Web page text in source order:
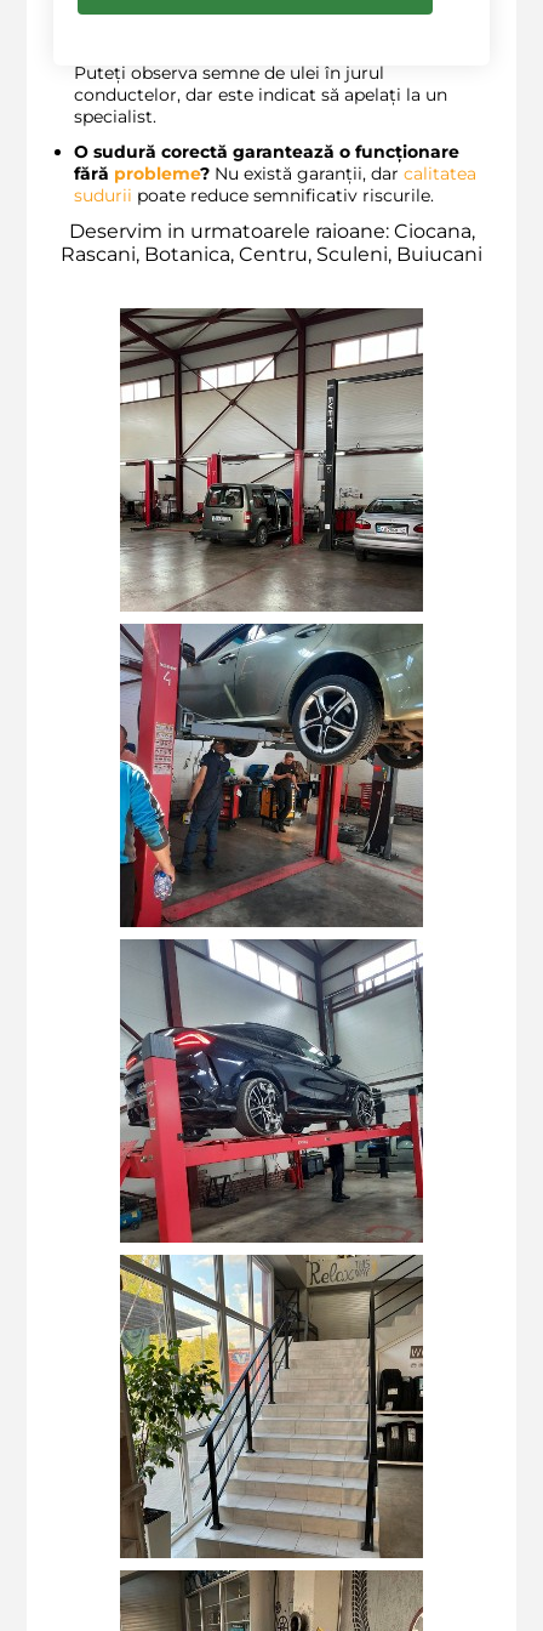
verificare anuală.
Puteți observa semne de ulei în jurul
conductelor, dar este indicat să apelați la un
specialist.
O sudură corectă garantează o funcționare
fără probleme? Nu există garanții, dar calitatea
sudurii poate reduce semnificativ riscurile.
Deservim in urmatoarele raioane: Ciocana,
Rascani, Botanica, Centru, Sculeni, Buiucani